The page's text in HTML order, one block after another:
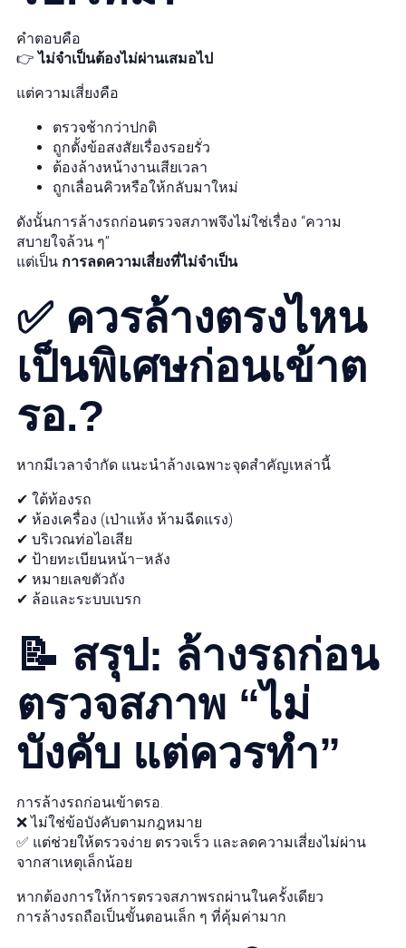
คำตอบคือ
👉ไม่จำเป็นต้องไม่ผ่านเสมอไป
แต่ความเสี่ยงคือ
ตรวจช้ากว่าปกติ
ถูกตั้งข้อสงสัยเรื่องรอยรั่ว
ต้องล้างหน้างานเสียเวลา
ถูกเลื่อนคิวหรือให้กลับมาใหม่
ดังนั้นการล้างรถก่อนตรวจสภาพจึงไม่ใช่เรื่อง “ความ
สบายใจล้วน ๆ”
แต่เป็น การลดความเสี่ยงที่ไม่จำเป็น
✅ ควรล้างตรงไหน
เป็นพิเศษก่อนเข้าต
รอ.?
หากมีเวลาจำกัด แนะนำล้างเฉพาะจุดสำคัญเหล่านี้
✔ ใต้ท้องรถ
✔ ห้องเครื่อง (เป่าแห้ง ห้ามฉีดแรง)
✔ บริเวณท่อไอเสีย
✔ ป้ายทะเบียนหน้า–หลัง
✔ หมายเลขตัวถัง
✔ ล้อและระบบเบรก
📝 สรุป: ล้างรถก่อน
ตรวจสภาพ “ไม่
บังคับ แต่ควรทำ”
การล้างรถก่อนเข้าตรอ.
❌ ไม่ใช่ข้อบังคับตามกฎหมาย
✅ แต่ช่วยให้ตรวจง่าย ตรวจเร็ว และลดความเสี่ยงไม่ผ่าน
จากสาเหตุเล็กน้อย
หากต้องการให้การตรวจสภาพรถผ่านในครั้งเดียว
การล้างรถถือเป็นขั้นตอนเล็ก ๆ ที่คุ้มค่ามาก